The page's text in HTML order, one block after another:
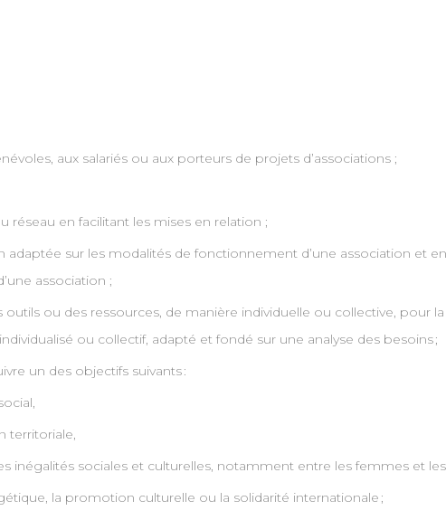
aux salariés ou aux porteurs de projets d’associations ;
réseau en facilitant les mises en relation ;
sur les modalités de fonctionnement d’une association et
association ;
outils ou des ressources, de manière individuelle ou collective, pour
ou collectif, adapté et fondé sur une analyse des besoins ;
un des objectifs suivants :
territoriale,
inégalités sociales et culturelles, notamment entre les femmes et
la promotion culturelle ou la solidarité internationale ;